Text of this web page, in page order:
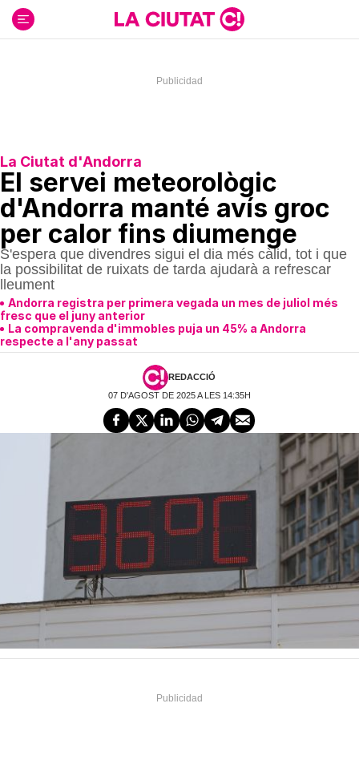
contenido
La Ciutat d'Andorra
El servei meteorològic
d'Andorra manté avís groc
per calor fins diumenge
S'espera que divendres sigui el dia més càlid, tot i que
la possibilitat de ruixats de tarda ajudarà a refrescar
lleument
Andorra registra per primera vegada un mes de juliol més
fresc que el juny anterior
La compravenda d'immobles puja un 45% a Andorra
respecte a l'any passat
REDACCIÓ
07 D'AGOST DE 2025 A LES 14:35H